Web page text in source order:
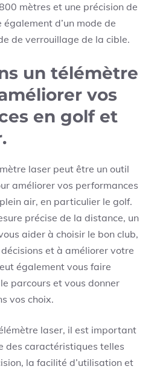
mètres et une précision de
d’un mode de
de verrouillage de la cible.
un télémètre
vos
en golf et
laser peut être un outil
améliorer vos performances
air, en particulier le golf.
précise de la distance, un
aider à choisir le bon club,
et à améliorer votre
également vous faire
parcours et vous donner
vos choix.
laser, il est important
des caractéristiques telles
la facilité d’utilisation et